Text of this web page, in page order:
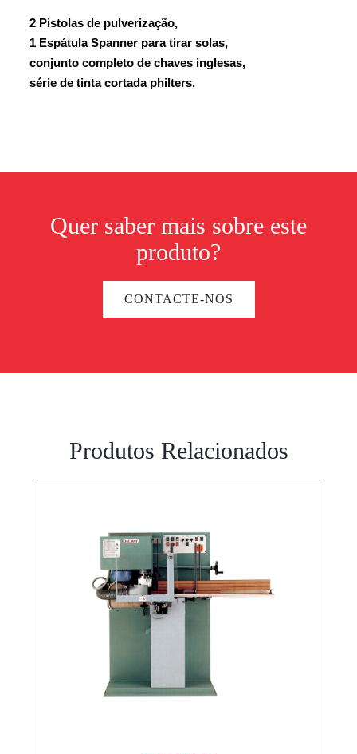
2 Pistolas de pulverização,
1 Espátula Spanner para tirar solas,
conjunto completo de chaves inglesas,
série de tinta cortada philters.
Quer saber mais sobre este
produto?
CONTACTE-NOS
Produtos Relacionados